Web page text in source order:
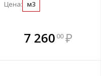
В комплекте
всегда выгоднее!
Цена: м3
7 260 00 ₽